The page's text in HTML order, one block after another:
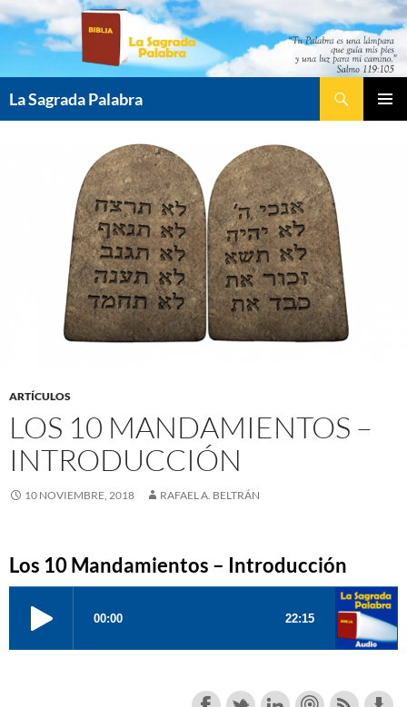
Saltar
contenido
La Sagrada Palabra
ARTÍCULOS
LOS 10 MANDAMIENTOS –
INTRODUCCIÓN
10 NOVIEMBRE, 2018 RAFAEL A. BELTRÁN
Los 10 Mandamientos – Introducción